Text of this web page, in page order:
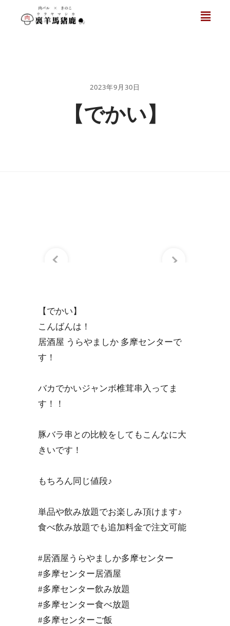
2023年9月30日
【でかい】
【でかい】
こんばんは！
居酒屋 うらやましか 多摩センターで
す！
バカでかいジャンボ椎茸串入ってま
す！！
豚バラ串との比較をしてもこんなに大
きいです！
もちろん同じ値段♪
単品や飲み放題でお楽しみ頂けます♪
食べ飲み放題でも追加料金で注文可能
#居酒屋うらやましか多摩センター
#多摩センター居酒屋
#多摩センター飲み放題
#多摩センター食べ放題
#多摩センターご飯